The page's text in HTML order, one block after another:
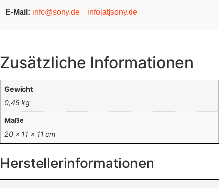
E-Mail: info@sony.de info[at]sony.de
Zusätzliche Informationen
Gewicht
0,45 kg
Maße
20 × 11 × 11 cm
Herstellerinformationen